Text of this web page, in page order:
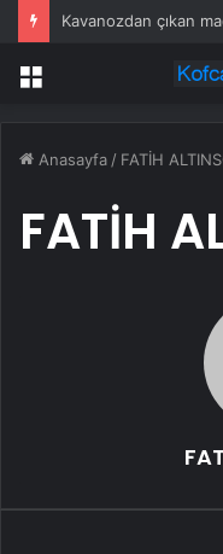
Kavanozdan çıkan
Menü
Anasayfa / FATİH
FATİH